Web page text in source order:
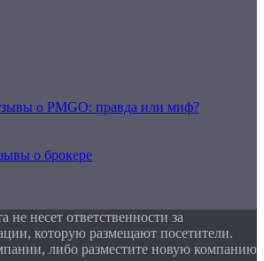
о PMGO: правда или миф?
о брокере
не несет ответственности за
которую размещают посетители.
либо разместите новую компанию